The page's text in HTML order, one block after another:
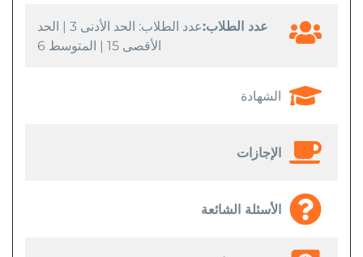
عدد الطلاب:
عدد الطلاب: الحد الأدنى 3 | الحد
الأقصى 15 | المتوسط 6
الشهادة
الإجازات
الأسئلة الشائعة